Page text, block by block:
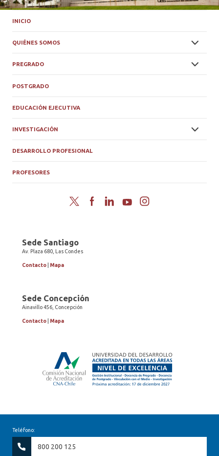
INICIO
QUIÉNES SOMOS
PREGRADO
POSTGRADO
EDUCACIÓN EJECUTIVA
INVESTIGACIÓN
DESARROLLO PROFESIONAL
PROFESORES
Twitter FacebookLinkedInYouTubeInstagram
Sede Santiago
Av. Plaza 680, Las Condes
Contacto Mapa
Sede Concepción
Ainavillo 456, Concepción
Contacto Mapa
Teléfono:
800 200 125